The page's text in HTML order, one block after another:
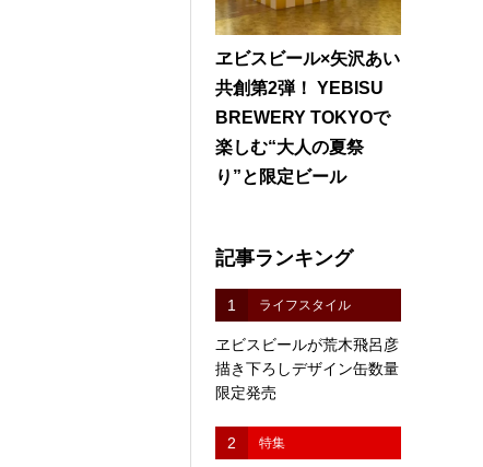
ヱビスビール×矢沢あい
共創第2弾！ YEBISU
BREWERY TOKYOで
楽しむ“大人の夏祭
り”と限定ビール
記事ランキング
1 ライフスタイル
ヱビスビールが荒木飛呂彦
描き下ろしデザイン缶数量
限定発売
2 特集